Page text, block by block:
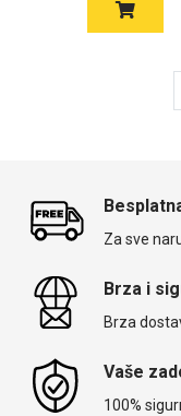
Za sve
Brza i
Brza
Vaše
100%